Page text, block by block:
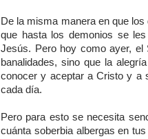
De la misma manera en que
que hasta los demonios se
Jesús. Pero hoy como ayer, el
banalidades, sino que la
conocer y aceptar a Cristo y a
cada día.
Pero para esto se necesita
cuánta soberbia albergas en